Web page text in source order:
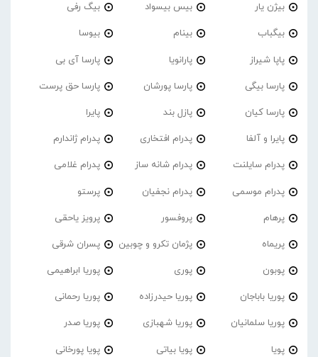
بیژن یار بیس بیسواد بیگ رفی
بیگباب بینام بیوسا
پاپا شیراز پارانویا پارسا آی بی
پارسا بیگی پارسا پورشان پارسا حق پرست
پارسا کیان پازل بند پایرا
پایرا و آلفا پدرام افتخاری پدرام ژاندارم
پدرام‌ سایلنت پدرام شانه ساز پدرام غلامی
پدرام موسمی پدرام نجفیان پرستو
پرهام پروفسور پرویز یاحقی
پریماه پژمان تکرو و چوبین پسران شرقی
پوبون پوری پوریا ابراهیمی
پوریا باباجان پوریا حیدرزاده پوریا رحمانی
پوریا سلمانیان پوریا شهبازی پوریا صدر
پویا پویا بیاتی پویا پورخانی